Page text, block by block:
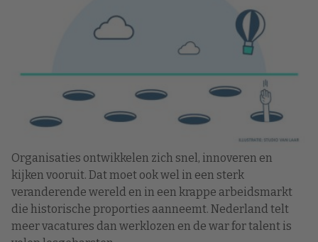
Organisaties ontwikkelen zich snel, innoveren en
kijken vooruit. Dat moet ook wel in een sterk
veranderende wereld en in een krappe arbeidsmarkt
die historische proporties aanneemt. Nederland telt
meer vacatures dan werklozen en de war for talent is